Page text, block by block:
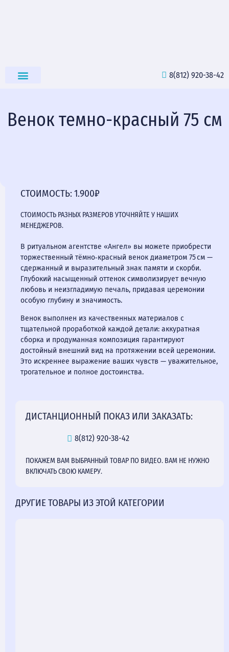
8(812) 920-38-42
Венок темно-красный 75 см
СТОИМОСТЬ: 1.900₽
СТОИМОСТЬ РАЗНЫХ РАЗМЕРОВ УТОЧНЯЙТЕ У НАШИХ
МЕНЕДЖЕРОВ.
В ритуальном агентстве «Ангел» вы можете приобрести
торжественный тёмно‑красный венок диаметром 75 см —
сдержанный и выразительный знак памяти и скорби.
Глубокий насыщенный оттенок символизирует вечную
любовь и неизгладимую печаль, придавая церемонии
особую глубину и значимость.
Венок выполнен из качественных материалов с
тщательной проработкой каждой детали: аккуратная
сборка и продуманная композиция гарантируют
достойный внешний вид на протяжении всей церемонии.
Это искреннее выражение ваших чувств — уважительное,
трогательное и полное достоинства.
ДИСТАНЦИОННЫЙ ПОКАЗ ИЛИ ЗАКАЗАТЬ:
8(812) 920-38-42
ПОКАЖЕМ ВАМ ВЫБРАННЫЙ ТОВАР ПО ВИДЕО. ВАМ НЕ НУЖНО
ВКЛЮЧАТЬ СВОЮ КАМЕРУ.
ДРУГИЕ ТОВАРЫ ИЗ ЭТОЙ КАТЕГОРИИ